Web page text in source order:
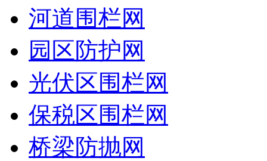
河道围栏网
园区防护网
光伏区围栏网
保税区围栏网
桥梁防抛网